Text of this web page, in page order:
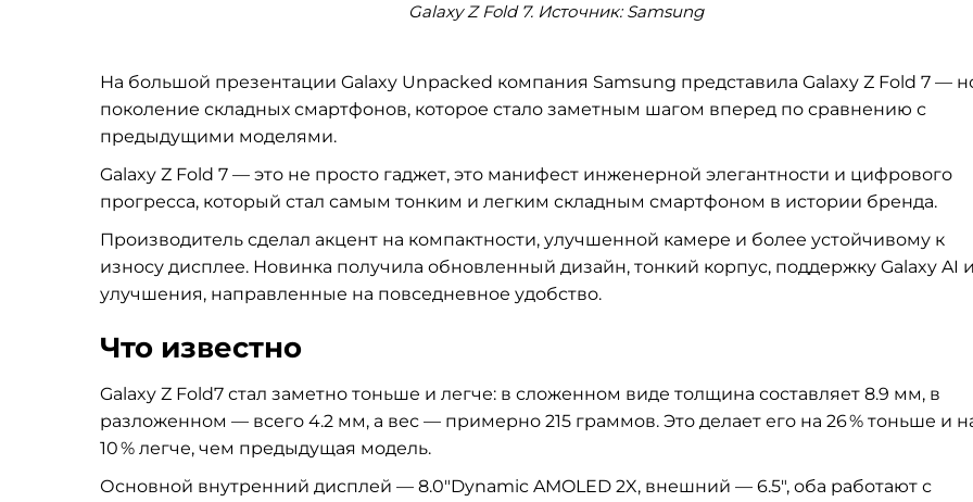
Galaxy Z Fold 7. Источник: Samsung
На большой презентации Galaxy Unpacked компания Samsung представила Galaxy Z Fold 7 —
поколение складных смартфонов, которое стало заметным шагом вперед по сравнению с
предыдущими моделями.
Galaxy Z Fold 7 — это не просто гаджет, это манифест инженерной элегантности и цифрового
прогресса, который стал самым тонким и легким складным смартфоном в истории бренда.
Производитель сделал акцент на компактности, улучшенной камере и более устойчивому к
износу дисплее. Новинка получила обновленный дизайн, тонкий корпус, поддержку Galaxy AI
улучшения, направленные на повседневное удобство.
Что известно
Galaxy Z Fold7 стал заметно тоньше и легче: в сложенном виде толщина составляет 8.9 мм, в
разложенном — всего 4.2 мм, а вес — примерно 215 граммов. Это делает его на 26 % тоньше и
10 % легче, чем предыдущая модель.
Основной внутренний дисплей — 8.0″Dynamic AMOLED 2X, внешний — 6.5″, оба работают с